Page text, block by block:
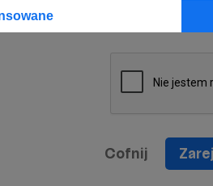
na
informacji
Cofnij